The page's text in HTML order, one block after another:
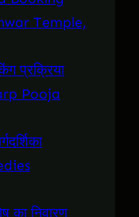
Temple,
प्रक्रिया
Pooja
का निवारण